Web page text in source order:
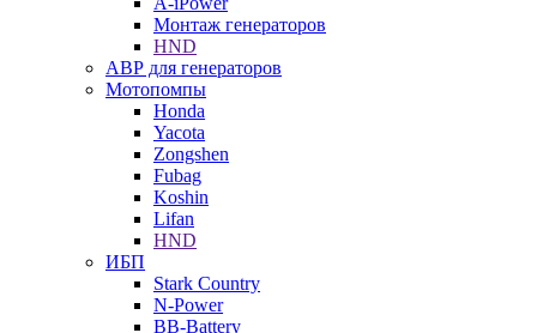
Монтаж генераторов
HND
АВР для генераторов
Мотопомпы
Honda
Yacota
Zongshen
Fubag
Koshin
Lifan
HND
ИБП
Stark Country
N-Power
BB-Battery